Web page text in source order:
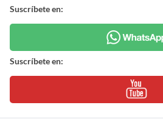
Suscríbete en:
Suscríbete en: